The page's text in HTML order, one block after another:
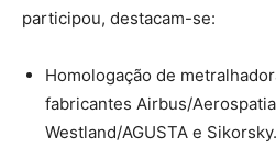
participou, destacam-se:
Homologação de
fabricantes Airbus/
Westland/AGUSTA e Sikorsky.